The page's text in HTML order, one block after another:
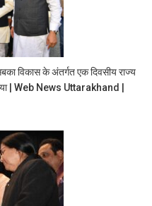
विकास के अंतर्गत एक दिवसीय राज्य
| Web News Uttarakhand |